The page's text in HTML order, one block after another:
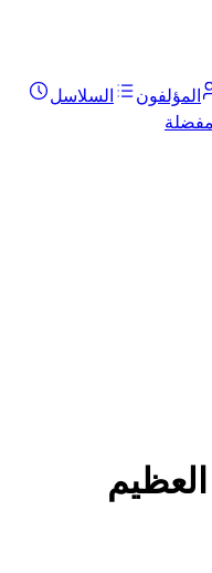
المؤلفون
السلاسل